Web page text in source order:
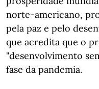
norte-americano,
pela paz e pelo
que acredita que o
"desenvolvimento
fase da pandemia.